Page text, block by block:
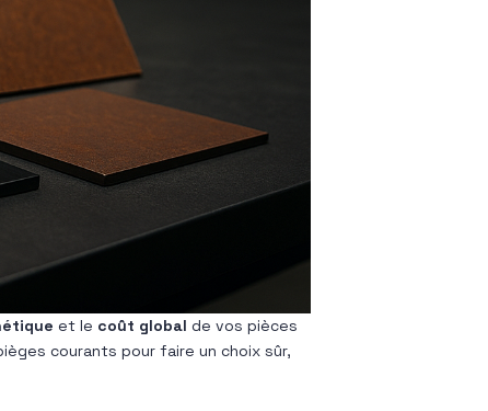
et le coût global de vos pièces
courants pour faire un choix sûr,